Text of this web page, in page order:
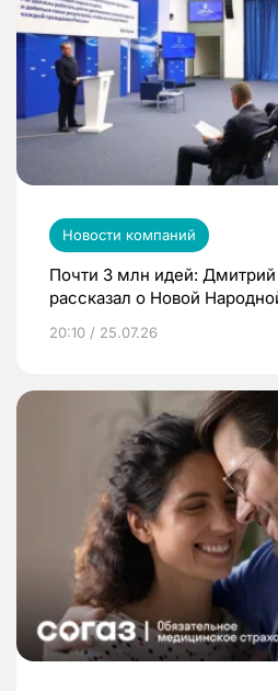
Новости компаний
Почти 3 млн идей:
рассказал о Новой
20:10 / 25.07.26